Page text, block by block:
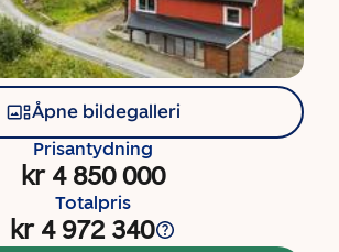
Åpne bildegalleri
Prisantydning
kr 4 850 000
Totalpris
kr 4 972 340